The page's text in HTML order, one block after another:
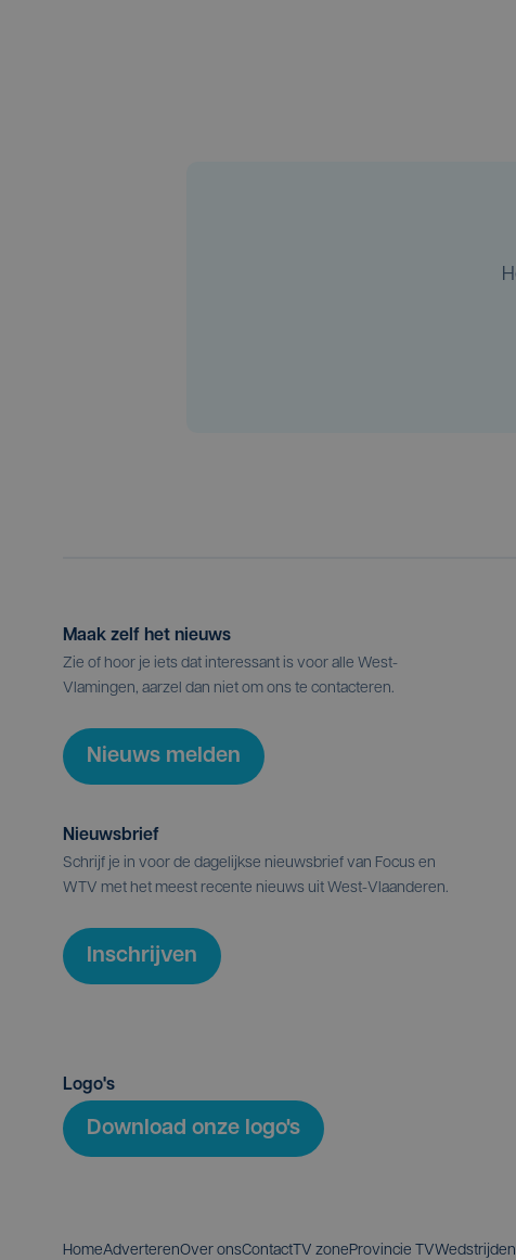
Maak zelf het nieuws
Zie of hoor je iets dat interessant is voor alle West-
Vlamingen, aarzel dan niet om ons te contacteren.
Nieuws melden
Nieuwsbrief
Schrijf je in voor de dagelijkse nieuwsbrief van Focus en
WTV met het meest recente nieuws uit West-Vlaanderen.
Inschrijven
Logo's
Download onze logo's
HomeAdverterenOver onsContactTV zone Provincie TVWedstrijden